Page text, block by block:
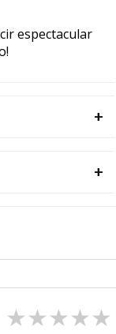
espectacular
+
+
★
★
★
★
★